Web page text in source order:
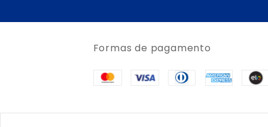
Formas de pagamento